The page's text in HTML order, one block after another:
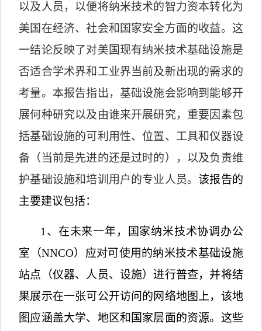
以及人员，以便将纳米技术的智力资本转化为
美国在经济、社会和国家安全方面的收益。这
一结论反映了对美国现有纳米技术基础设施是
否适合学术界和工业界当前及新出现的需求的
考量。本报告指出，基础设施会影响到能够开
展何种研究以及由谁来开展研究，重要因素包
括基础设施的可利用性、位置、工具和仪器设
备（当前是先进的还是过时的），以及负责维
护基础设施和培训用户的专业人员。该报告的
主要建议包括：
1 、在未来一年，国家纳米技术协调办公
室（NNCO）应对可使用的纳米技术基础设施
站点（仪器、人员、设施）进行普查，并将结
果展示在一张可公开访问的网络地图上，该地
图应涵盖大学、地区和国家层面的资源。这些